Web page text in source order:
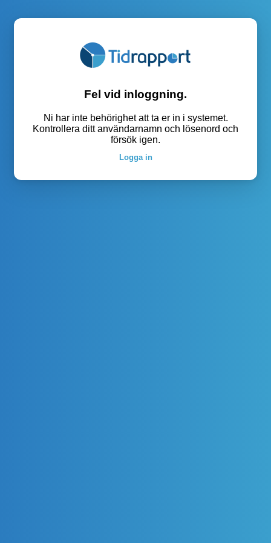
Fel vid inloggning.
Ni har inte behörighet att ta er in i systemet.
Kontrollera ditt användarnamn och lösenord och
försök igen.
Logga in